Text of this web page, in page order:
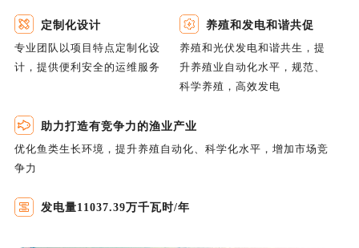
定制化设计
专业团队以项目特点定制化设
计，提供便利安全的运维服务
养殖和发电和谐共促
养殖和光伏发电和谐共生，提
升养殖业自动化水平，规范、
科学养殖，高效发电
助力打造有竞争力的渔业产业
优化鱼类生长环境，提升养殖自动化、科学化水平，增加市场竞
争力
发电量11037.39万千瓦时/年